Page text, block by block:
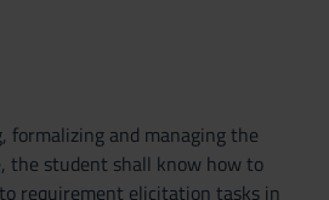
formalizing and managing the
the student shall know how to
requirement elicitation tasks in